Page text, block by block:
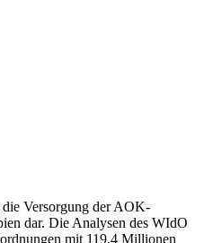
Versorgung der AOK-
dar. Die Analysen des WIdO
mit 119,4 Millionen